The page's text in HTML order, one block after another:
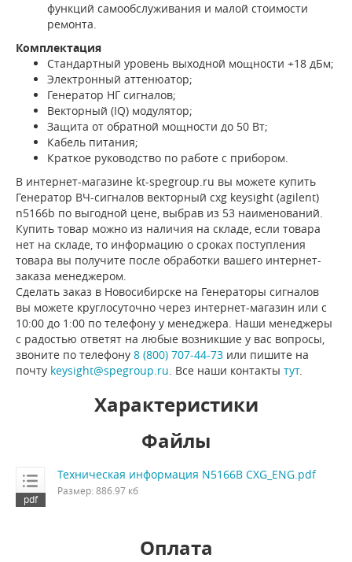
функций самообслуживания и малой стоимости
ремонта.
Комплектация
Стандартный уровень выходной мощности +18 дБм;
Электронный аттенюатор;
Генератор НГ сигналов;
Векторный (IQ) модулятор;
Защита от обратной мощности до 50 Вт;
Кабель питания;
Краткое руководство по работе с прибором.
В интернет-магазине kt-spegroup.ru вы можете купить
Генератор ВЧ-сигналов векторный cxg keysight (agilent)
n5166b по выгодной цене, выбрав из 53 наименований.
Купить товар можно из наличия на складе, если товара
нет на складе, то информацию о сроках поступления
товара вы получите после обработки вашего интернет-
заказа менеджером.
Сделать заказ в Новосибирске на Генераторы сигналов
вы можете круглосуточно через интернет-магазин или с
10:00 до 1:00 по телефону у менеджера. Наши менеджеры
с радостью ответят на любые возникшие у вас вопросы,
звоните по телефону 8 (800) 707-44-73 или пишите на
почту keysight@spegroup.ru . Все наши контакты тут.
Характеристики
Файлы
Техническая информация N5166B CXG_ENG.pdf
Размер: 886.97 кб
Оплата